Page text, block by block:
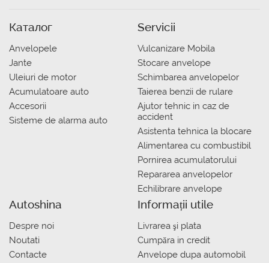
Каталог
Anvelopele
Jante
Uleiuri de motor
Acumulatoare auto
Accesorii
Sisteme de alarma auto
Servicii
Vulcanizare Mobila
Stocare anvelope
Schimbarea anvelopelor
Taierea benzii de rulare
Ajutor tehnic in caz de
accident
Asistenta tehnica la blocare
Alimentarea cu combustibil
Pornirea acumulatorului
Repararea anvelopelor
Echilibrare anvelope
Autoshina
Despre noi
Noutati
Contacte
Informații utile
Livrarea şi plata
Сumpăra in credit
Anvelope dupa automobil